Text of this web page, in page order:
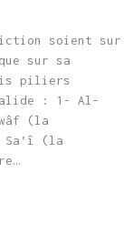
soient sur
sur sa
piliers
: 1- Al–
(la
Sa’î (la